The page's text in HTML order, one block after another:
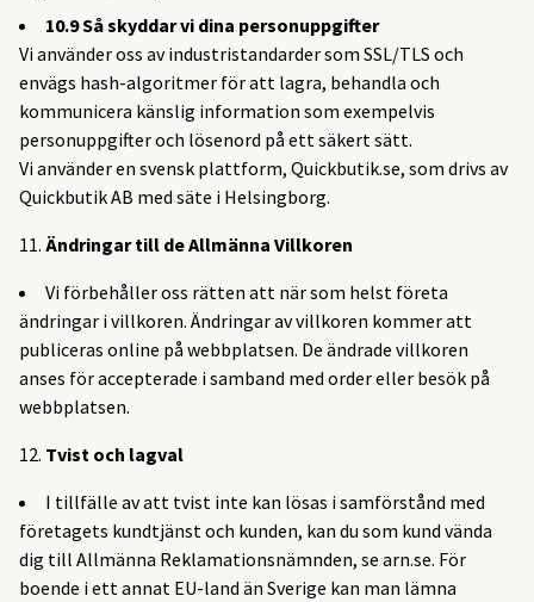
10.9 Så skyddar vi dina personuppgifter
Vi använder oss av industristandarder som SSL/TLS och
envägs hash-algoritmer för att lagra, behandla och
kommunicera känslig information som exempelvis
personuppgifter och lösenord på ett säkert sätt.
Vi använder en svensk plattform, Quickbutik.se, som drivs av
Quickbutik AB med säte i Helsingborg.
Ändringar till de Allmänna Villkoren
Vi förbehåller oss rätten att när som helst företa
ändringar i villkoren. Ändringar av villkoren kommer att
publiceras online på webbplatsen. De ändrade villkoren
anses för accepterade i samband med order eller besök på
webbplatsen.
Tvist och lagval
I tillfälle av att tvist inte kan lösas i samförstånd med
företagets kundtjänst och kunden, kan du som kund vända
dig till Allmänna Reklamationsnämnden, se arn.se. För
boende i ett annat EU-land än Sverige kan man lämna